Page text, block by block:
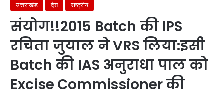
उत्तराखंड देश राष्ट्रीय
संयोग!!2015 Batch की IPS
रचिता जुयाल ने VRS लिया:इसी
Batch की IAS अनुराधा पाल को
Excise Commissioner की